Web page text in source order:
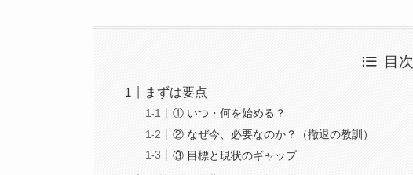
目次
まずは要点
① いつ・何を始める？
② なぜ今、必要なのか？（撤退の教訓）
③ 目標と現状のギャップ